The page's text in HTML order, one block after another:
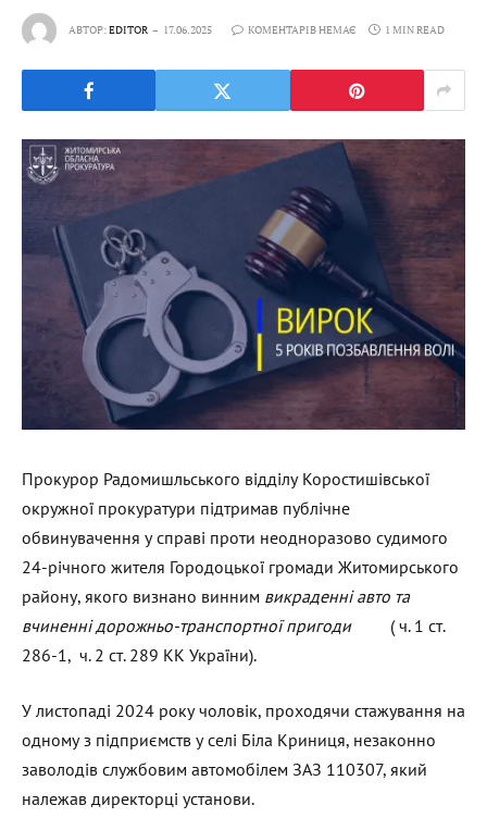
АВТОР:EDITOR 17.06.2025 КОМЕНТАРІВ НЕМАЄ 1 MIN READ
Прокурор Радомишльського відділу Коростишівської
окружної прокуратури підтримав публічне
обвинувачення у справі проти неодноразово судимого
24-річного жителя Городоцької громади Житомирського
району, якого визнано винним викраденні авто та
вчиненні дорожньо-транспортної пригоди( ч. 1 ст.
286-1, ч. 2 ст. 289 КК України).
У листопаді 2024 року чоловік, проходячи стажування на
одному з підприємств у селі Біла Криниця, незаконно
заволодів службовим автомобілем ЗАЗ 110307, який
належав директорці установи.